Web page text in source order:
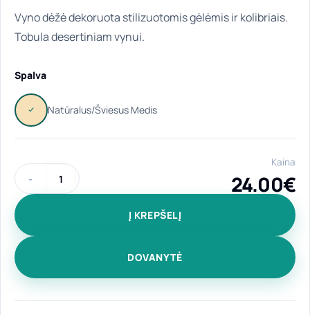
Vyno dėžė dekoruota stilizuotomis gėlėmis ir kolibriais.
Tobula desertiniam vynui.
Spalva
produkto kiekis: Vertikali, medinė vyno dėžė „Rugpjūtis“
Kaina
24.00€
Į KREPŠELĮ
DOVANYTĖ